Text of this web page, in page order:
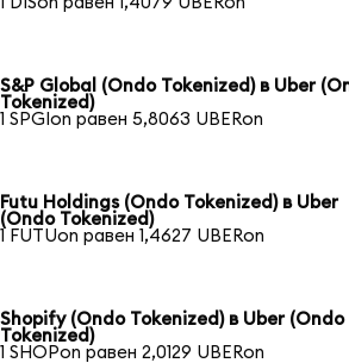
S&P Global (Ondo Tokenized) в Uber
Tokenized)
1 SPGIon равен 5,8063 UBERon
Futu Holdings (Ondo Tokenized) в Uber
(Ondo Tokenized)
1 FUTUon равен 1,4627 UBERon
Shopify (Ondo Tokenized) в Uber (Ondo
Tokenized)
1 SHOPon равен 2,0129 UBERon